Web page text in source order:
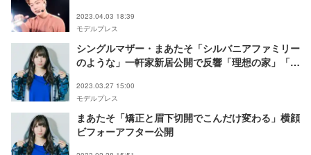
2023.04.03 18:39
モデルプレス
シングルマザー・まあたそ「シルバニアファミリー
のような」一軒家新居公開で反響「理想の家」「お
2023.03.27 15:00
モデルプレス
まあたそ「矯正と眉下切開でこんだけ変わる」横顔
ビフォーアフター公開